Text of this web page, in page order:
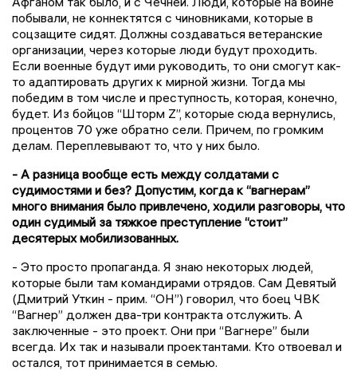
побывали, не коннектятся с чиновниками, которые в
соцзащите сидят. Должны создаваться ветеранские
организации, через которые люди будут проходить.
Если военные будут ими руководить, то они смогут как-
то адаптировать других к мирной жизни. Тогда мы
победим в том числе и преступность, которая, конечно,
будет. Из бойцов “Шторм Z”, которые сюда вернулись,
процентов 70 уже обратно сели. Причем, по громким
делам. Переплевывают то, что у них было.
- А разница вообще есть между солдатами с
судимостями и без? Допустим, когда к “вагнерам”
много внимания было привлечено, ходили разговоры, что
один судимый за тяжкое преступление “стоит”
десятерых мобилизованных.
- Это просто пропаганда. Я знаю некоторых людей,
которые были там командирами отрядов. Сам Девятый
(Дмитрий Уткин - прим. “ОН”) говорил, что боец ЧВК
“Вагнер” должен два-три контракта отслужить. А
заключенные - это проект. Они при “Вагнере” были
всегда. Их так и называли проектантами. Кто отвоевал и
остался, тот принимается в семью.